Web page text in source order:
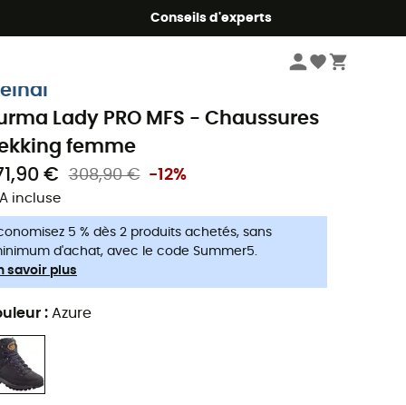
Conseils d'experts
Lady PRO MFS - Chaussures
femme
€
308,90 € -12%
incluse
5 % dès 2 produits achetés, sans
d'achat, avec le code Summer5.
savoir plus
: Azure